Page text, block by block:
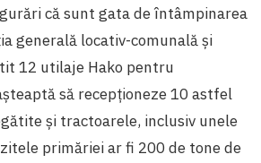
că sunt gata de întâmpinarea
generală locativ-comunală și
12 utilaje Hako pentru
să recepționeze 10 astfel
și tractoarele, inclusiv unele
primăriei ar fi 200 de tone de